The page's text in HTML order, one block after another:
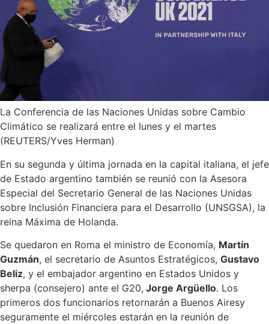
La Conferencia de las Naciones Unidas sobre Cambio
Climático se realizará entre el lunes y el martes
(REUTERS/Yves Herman)
En su segunda y última jornada en la capital italiana, el jefe
de Estado argentino también se reunió con la Asesora
Especial del Secretario General de las Naciones Unidas
sobre Inclusión Financiera para el Desarrollo (UNSGSA), la
reina Máxima de Holanda.
Se quedaron en Roma el ministro de Economía, Martín
Guzmán, el secretario de Asuntos Estratégicos, Gustavo
Beliz, y el embajador argentino en Estados Unidos y
sherpa (consejero) ante el G20, Jorge Argüello. Los
primeros dos funcionarios retornarán a Buenos Airesy
seguramente el miércoles estarán en la reunión de